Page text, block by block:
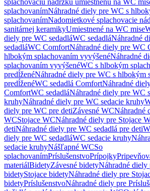
splachovaciu nádržku umiestnenú na WC
splachovanímNáhradné diely pre WC s
splachovanímNadomietkové splachovacie
sanitárnej keramikyUmiestnené na WC mise
diely pre WC sedadláWC sedadláNáhradné
sedadláWC ComfortNáhradné diely pre WC
hlbokým splachovaním vyvýšenéNáhradné
splachovaním vyvýšenéWC s hlbokým
predĺženéNáhradné diely pre WC s hlbokým
predĺženéWC sedadlá ComfortNáhradné
ComfortWC sedadláNáhradné diely pre WC
kruhyNáhradné diely pre WC sedacie kruhy
diely pre WC pre detiZávesné WCNáhradné
WCStojace WCNáhradné diely pre Stojace
detiNáhradné diely pre WC sedadlá pre deti
diely pre WC sedadláWC sedacie kruhy
sedacie kruhyNášľapné WCSo
splachovanímPríslušenstvoPrípojky
materiálBidetyZávesné bidetyNáhradné diely
bidetyStojace bidetyNáhradné diely pre
bidetyPríslušenstvoNáhradné diely pre